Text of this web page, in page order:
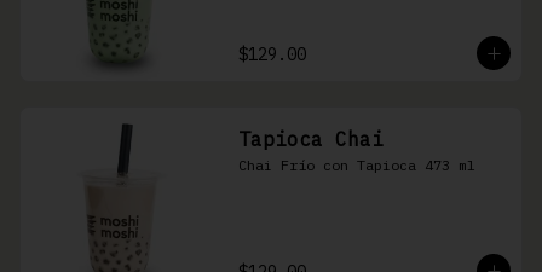
$129.00
Tapioca Chai
Chai Frío con Tapioca 473 ml